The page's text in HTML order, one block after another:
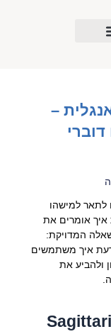
–
לתאר למישהו
אומרים את
המדויקת:
איך משתמשים
ולהביע את